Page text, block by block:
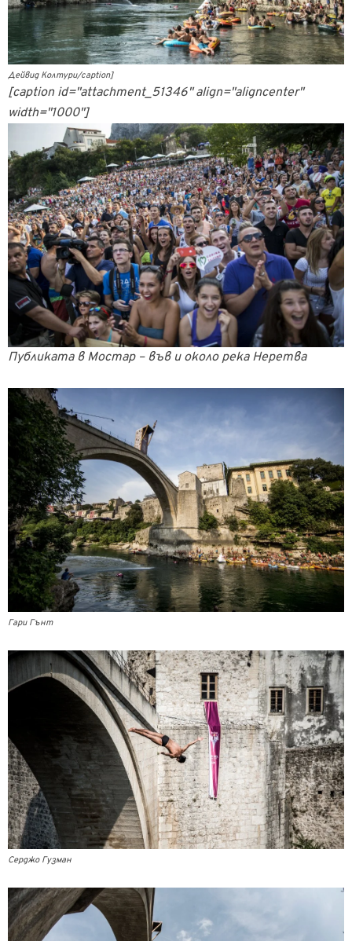
Дейвид Колтури/caption]
[caption id="attachment_51346" align="aligncenter"
width="1000"]
Публиката в Мостар – във и около река Неретва
Гари Гънт
Серджо Гузман